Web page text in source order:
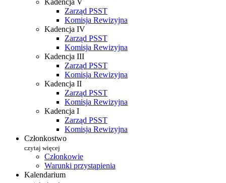
Kadencja V
Zarząd PSST
Komisja Rewizyjna
Kadencja IV
Zarząd PSST
Komisja Rewizyjna
Kadencja III
Zarząd PSST
Komisja Rewizyjna
Kadencja II
Zarząd PSST
Komisja Rewizyjna
Kadencja I
Zarząd PSST
Komisja Rewizyjna
Członkostwo
czytaj więcej
Członkowie
Warunki przystąpienia
Kalendarium